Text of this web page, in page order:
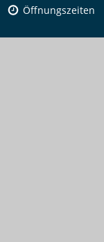
Öffnungszeiten